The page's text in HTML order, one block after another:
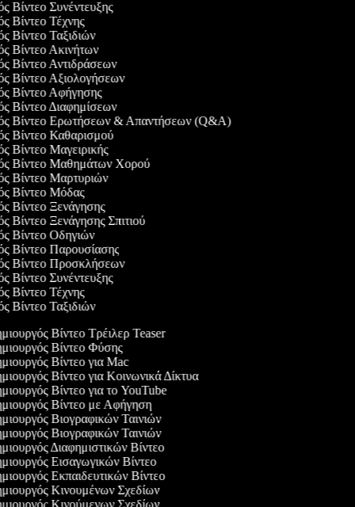
Βίντεο Συνέντευξης
Βίντεο Τέχνης
Βίντεο Ταξιδιών
Βίντεο Ακινήτων
Βίντεο Αντιδράσεων
Βίντεο Αξιολογήσεων
Βίντεο Αφήγησης
Βίντεο Διαφημίσεων
Βίντεο Ερωτήσεων & Απαντήσεων (Q&A)
Βίντεο Καθαρισμού
Βίντεο Μαγειρικής
Βίντεο Μαθημάτων Χορού
Βίντεο Μαρτυριών
Βίντεο Μόδας
Βίντεο Ξενάγησης
Βίντεο Ξενάγησης Σπιτιού
Βίντεο Οδηγιών
Βίντεο Παρουσίασης
Βίντεο Προσκλήσεων
Βίντεο Συνέντευξης
Βίντεο Τέχνης
Βίντεο Ταξιδιών
Βίντεο Τρέιλερ Teaser
Βίντεο Φύσης
Βίντεο για Mac
Βίντεο για Κοινωνικά Δίκτυα
Βίντεο για το YouTube
Βίντεο με Αφήγηση
Βιογραφικών Ταινιών
Βιογραφικών Ταινιών
Διαφημιστικών Βίντεο
Εισαγωγικών Βίντεο
Εκπαιδευτικών Βίντεο
Κινουμένων Σχεδίων